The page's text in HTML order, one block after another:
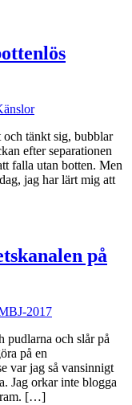
tänkt sig, bubblar
efter separationen
falla utan botten. Men
jag har lärt mig att
på
2017
pudlarna och slår på
på en
var jag så vansinnigt
Jag orkar inte blogga
[…]